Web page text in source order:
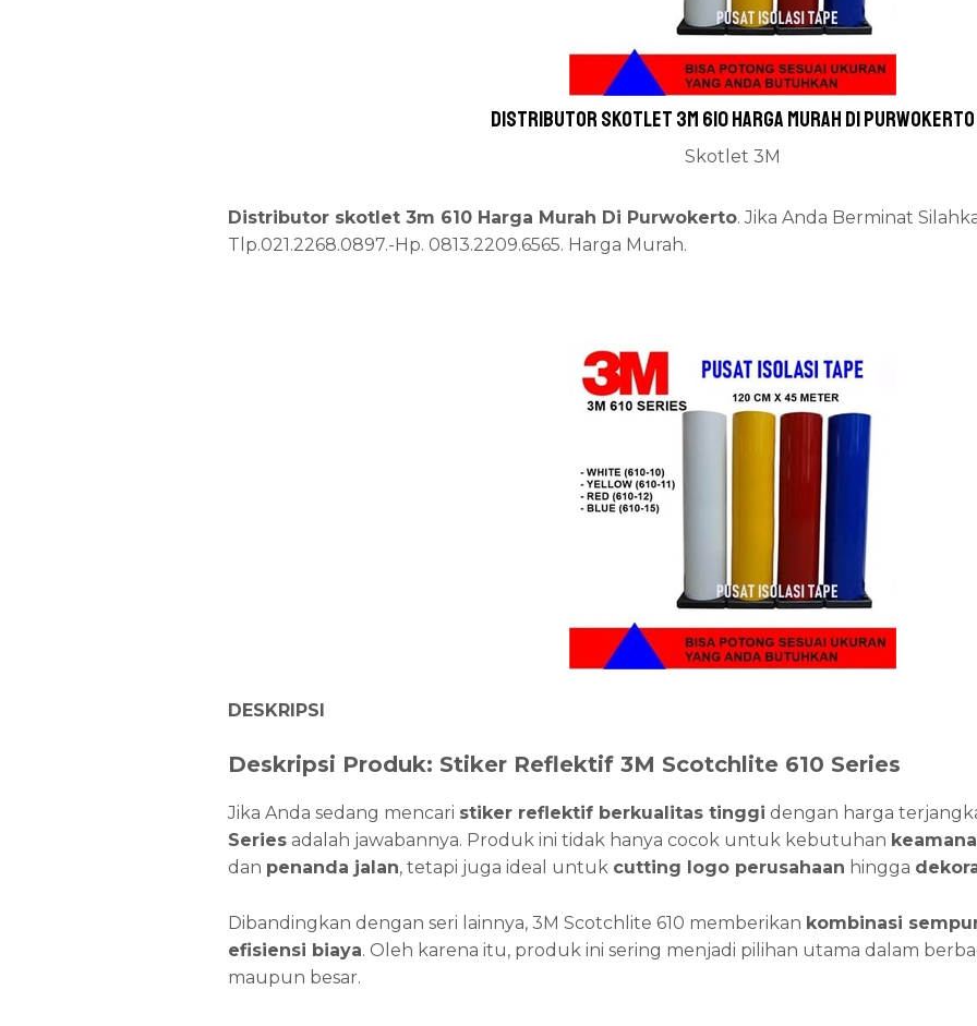
Distributor skotlet 3m 610 Harga Murah Di Purwokerto
Skotlet 3M
Distributor skotlet 3m 610 Harga Murah Di Purwokerto. Jika Anda Berminat
Tlp.021.2268.0897.-Hp. 0813.2209.6565. Harga Murah.
DESKRIPSI
Deskripsi Produk: Stiker Reflektif 3M Scotchlite 610 Series
Jika Anda sedang mencari stiker reflektif berkualitas tinggi dengan harga
Seriesadalah jawabannya. Produk ini tidak hanya cocok untuk kebutuhan
dan penanda jalan, tetapi juga ideal untuk cutting logo perusahaan hingga
Dibandingkan dengan seri lainnya, 3M Scotchlite 610 memberikan kombinasi
efisiensi biaya. Oleh karena itu, produk ini sering menjadi pilihan utama dalam
maupun besar.